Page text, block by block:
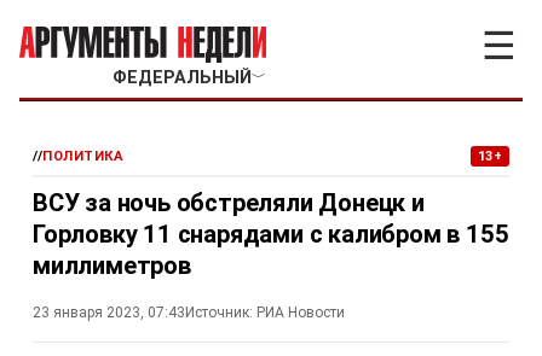
ФЕДЕРАЛЬНЫЙ ﹀
☰
//ПОЛИТИКА 13+
ВСУ за ночь обстреляли Донецк и
Горловку 11 снарядами с калибром в 155
миллиметров
23 января 2023, 07:43 Источник: РИА Новости